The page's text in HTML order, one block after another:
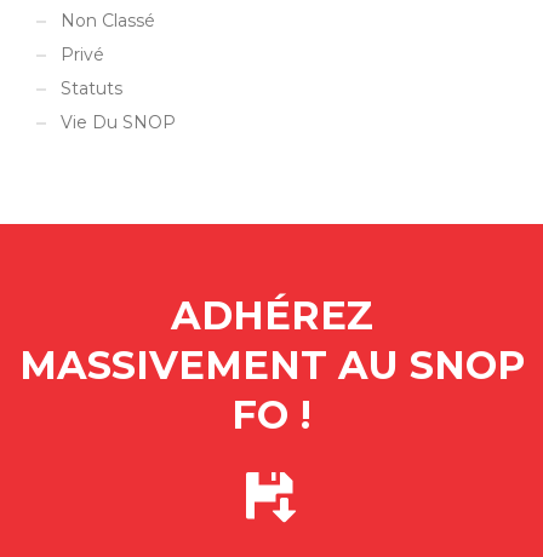
Non Classé
Privé
Statuts
Vie Du SNOP
ADHÉREZ
MASSIVEMENT AU SNOP
FO !